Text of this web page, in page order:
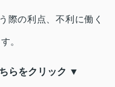
際の利点、不利に働く
。
らをクリック ▼